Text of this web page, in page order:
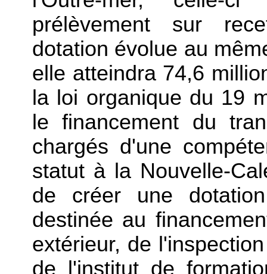
prélèvement sur
dotation évolue au
elle atteindra 74,6
la loi organique du 19
le financement du
chargés d'une
statut à la Nouvelle-
de créer une
destinée au
extérieur, de
de l'institut de